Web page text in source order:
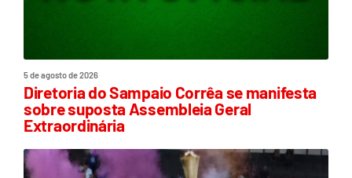
5 de agosto de 2026
Diretoria do Sampaio Corrêa se manifesta
sobre suposta Assembleia Geral
Extraordinária